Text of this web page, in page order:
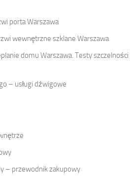
porta Warszawa
wewnętrzne szklane Warszawa
domu Warszawa. Testy szczelności
– usługi dźwigowe
– przewodnik zakupowy